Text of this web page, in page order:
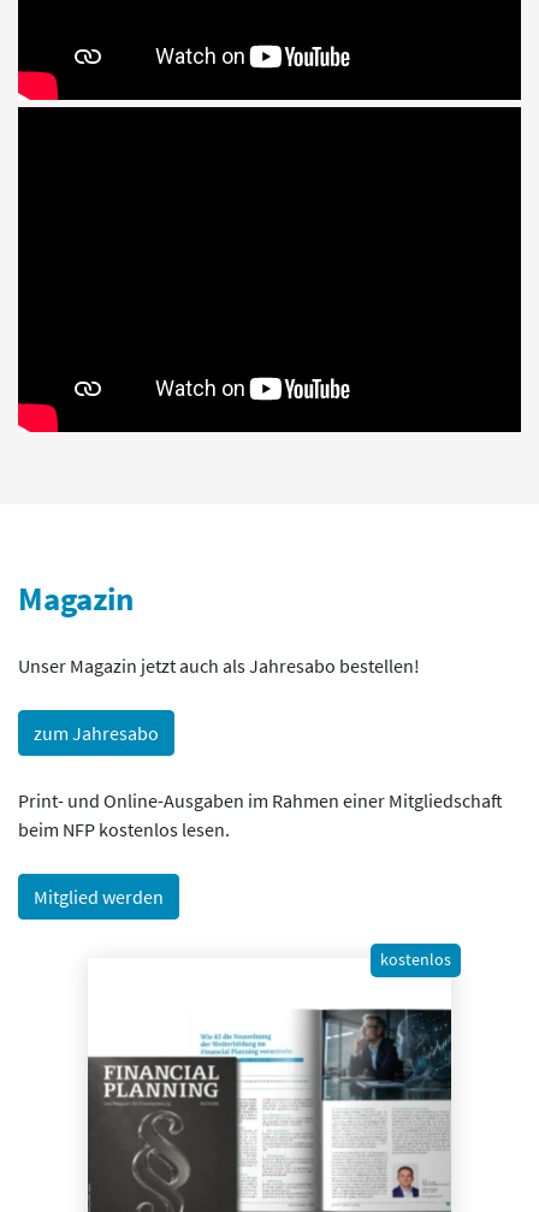
Magazin
Unser Magazin jetzt auch als Jahresabo bestellen!
zum Jahresabo
Print- und Online-Ausgaben im Rahmen einer Mitgliedschaft
beim NFP kostenlos lesen.
Mitglied werden
kostenlos